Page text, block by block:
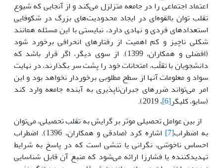
اعتماد اجتماعی را در جامعه متزلزل می‌کند و از آنجایی که شیوع
تقلب توان بالقوه‌ای در ایجاد محدودیت‌های بزرگ در شکوفایی
استعدادهای فردی و نهادی دارد، نبایستی با این مسئله همانند
شکلی ناچیز و کم اهمیت از رفتارهای انحرافی برخورد شود
(افضلی و همکاران، 1399). از سوی دیگر، اگر قرار باشد که
دانشجویان با تقلّب، امتحانات خود را پشت سر بگذارند، در نهایت
سواد و معلومات آنها از سطح مطلوبی برخوردار نخواهد بود و این
امر می‌تواند ضررهای جبران‌ناپذیری به آینده جامعه وارد کند
(سایو، کلیگر[6] ، 2019).
از بین عوامل تحصیلی موثر بر گرایش به تقلب تحصیلی، می‌توان
به اضطراب[7]
اشاره کرد (صادقی و همکاران، 1396). اضطراب
احساس ناخوشی، نگرانی یا تنشی است که در پاسخ به شرایط
تهدیدکننده یا فشارزا ارائه می‌شود که منبع آن قابل شناسایی